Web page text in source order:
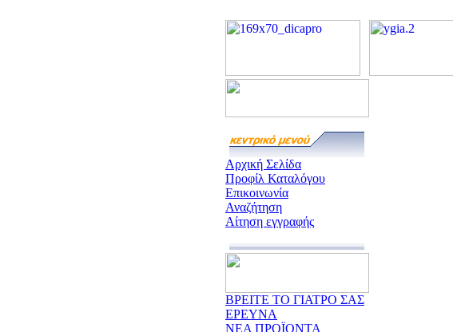
Αρχική Σελίδα
Προφίλ Καταλόγου
Επικοινωνία
Αναζήτηση
Αίτηση εγγραφής
ΒΡΕΙΤΕ ΤΟ ΓΙΑΤΡΟ ΣΑΣ
ΕΡΕΥΝΑ
ΝΕΑ ΠΡΟΪΟΝΤΑ